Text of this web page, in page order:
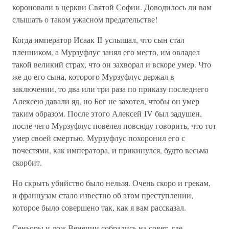
короновали в церкви Святой Софии. Доводилось ли вам
слышать о таком ужасном предательстве!
Когда император Исаак II услышал, что сын стал
пленником, а Мурзуфлус занял его место, им овладел
такой великий страх, что он захворал и вскоре умер. Что
же до его сына, которого Мурзуфлус держал в
заключении, то два или три раза по приказу последнего
Алексею давали яд, но Бог не захотел, чтобы он умер
таким образом. После этого Алексей IV был задушен,
после чего Мурзуфлус повелел повсюду говорить, что тот
умер своей смертью. Мурзуфлус похоронил его с
почестями, как императора, и прикинулся, будто весьма
скорбит.
Но скрыть убийство было нельзя. Очень скоро и грекам,
и французам стало известно об этом преступлении,
которое было совершено так, как я вам рассказал.